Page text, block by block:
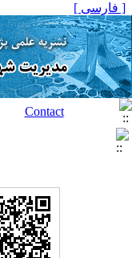
[ فارسی ]
Contact